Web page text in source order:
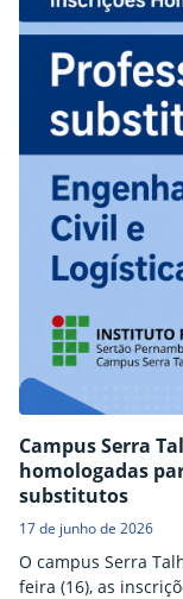
Campus Serra
homologadas
substitutos
17 de junho de 2026
O campus Serra
feira (16), as